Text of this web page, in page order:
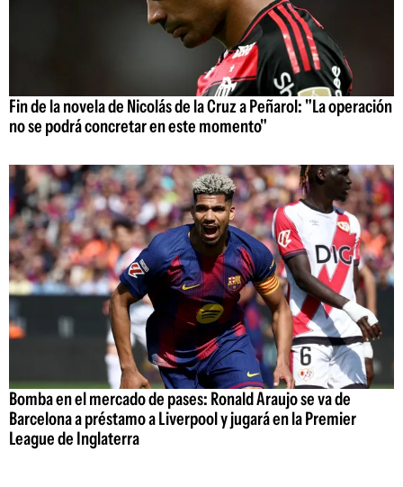
Fin de la novela de Nicolás de la Cruz a Peñarol: "La operación
no se podrá concretar en este momento"
Bomba en el mercado de pases: Ronald Araujo se va de
Barcelona a préstamo a Liverpool y jugará en la Premier
League de Inglaterra